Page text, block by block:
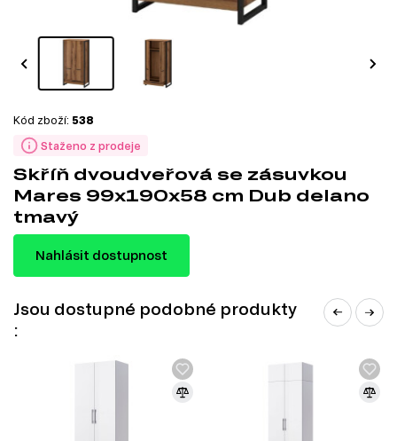
Staženo z prodeje
Kód zboží: 538
Skříň dvoudveřová se zásuvkou
Mares 99x190x58 cm Dub delano
tmavý
Nahlásit dostupnost
Jsou dostupné podobné produkty
: